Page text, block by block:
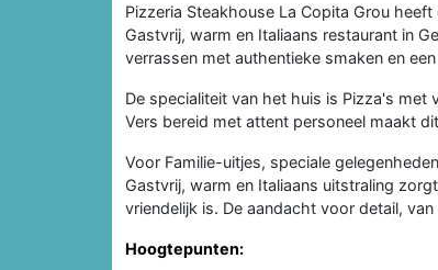
Pizzeria Steakhouse La Copita Grou
Gastvrij, warm en Italiaans restaurant in
verrassen met authentieke smaken en
De specialiteit van het huis is Pizza's
Vers bereid met attent personeel maakt
Voor Familie-uitjes, speciale
Gastvrij, warm en Italiaans uitstraling
vriendelijk is. De aandacht voor detail,
Hoogtepunten: